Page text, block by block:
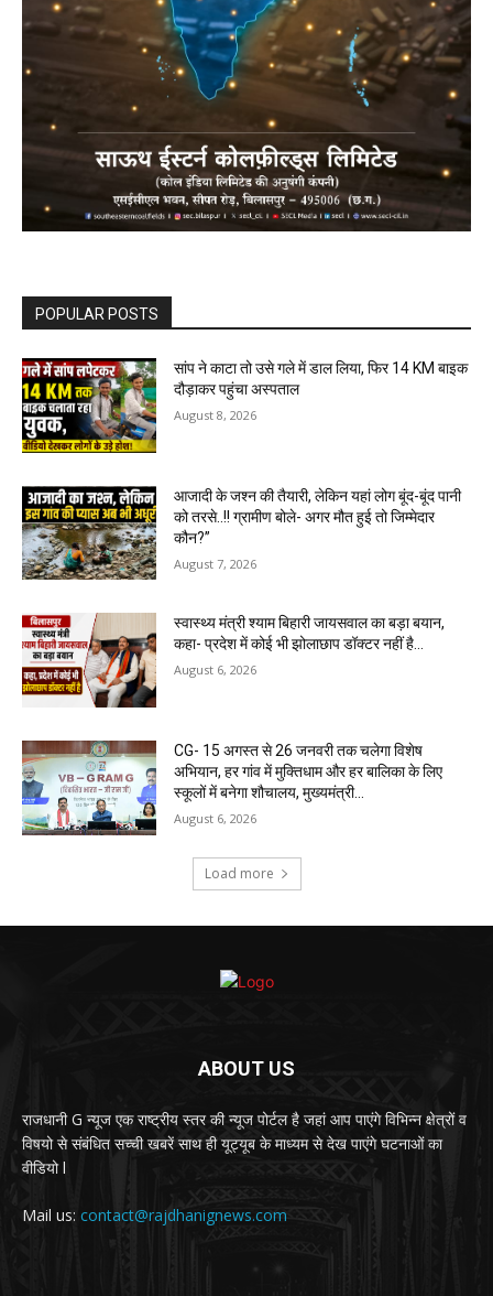
POPULAR POSTS
सांप ने काटा तो उसे गले में डाल लिया, फिर 14 KM बाइक
दौड़ाकर पहुंचा अस्पताल
August 8, 2026
आजादी के जश्न की तैयारी, लेकिन यहां लोग बूंद-बूंद पानी
को तरसे..!! ग्रामीण बोले- अगर मौत हुई तो जिम्मेदार
कौन?”
August 7, 2026
स्वास्थ्य मंत्री श्याम बिहारी जायसवाल का बड़ा बयान,
कहा- प्रदेश में कोई भी झोलाछाप डॉक्टर नहीं है…
August 6, 2026
CG- 15 अगस्त से 26 जनवरी तक चलेगा विशेष
अभियान, हर गांव में मुक्तिधाम और हर बालिका के लिए
स्कूलों में बनेगा शौचालय, मुख्यमंत्री...
August 6, 2026
Load more
ABOUT US
राजधानी G न्यूज एक राष्ट्रीय स्तर की न्यूज पोर्टल है जहां आप पाएंगे विभिन्न क्षेत्रों व
विषयो से संबंधित सच्ची खबरें साथ ही यूट्यूब के माध्यम से देख पाएंगे घटनाओं का
वीडियो l
Mail us: contact@rajdhanignews.com